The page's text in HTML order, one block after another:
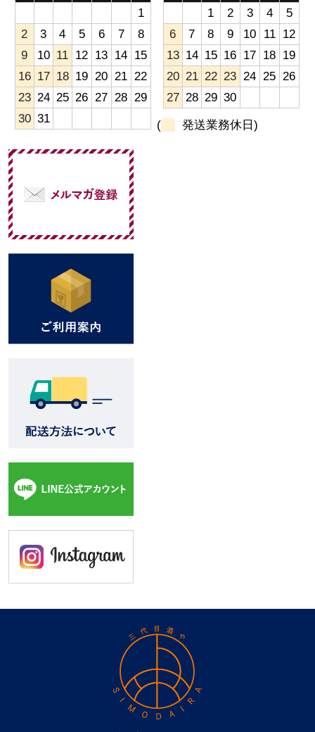
1
2
3 4 5 6 7
8
9
10 11 12 13 14 15
16 17 18 19 20 21 22
23 24 25 26 27 28 29
30 31
1
2 3 4
5
6
7 8 9 10 11
12
13 14 15 16 17 18 19
20 21 22 23 24 25 26
27 28 29 30
( 発送業務休日)